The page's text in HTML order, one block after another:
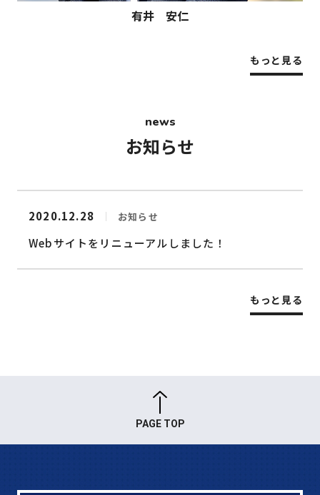
有井 安仁
もっと見る
news
お知らせ
2020.12.28 お知らせ
Webサイトをリニューアルしました！
もっと見る
PAGE TOP